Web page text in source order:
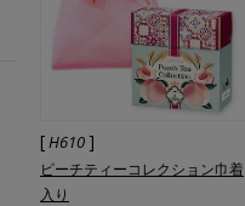
[H610 ]
ピーチティーコレクション巾着
入り